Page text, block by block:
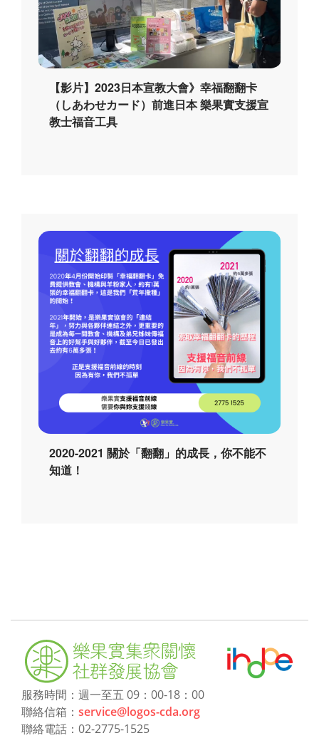
【影片】2023日本宣教大會》幸福翻翻卡
（しあわせカード）前進日本 樂果實支援宣
教士福音工具
2020-2021 關於「翻翻」的成長，你不能不
知道！
服務時間：週一至五 09：00-18：00
聯絡信箱： service@logos-cda.org
聯絡電話：02-2775-1525